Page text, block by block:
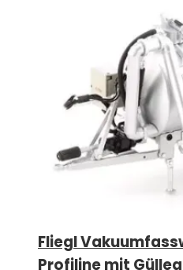
Fliegl
Profiline mit